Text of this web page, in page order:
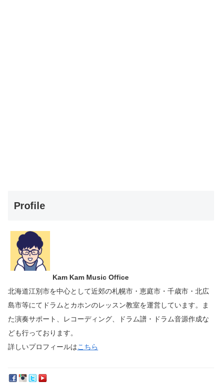
Profile
Kam Kam Music Office
北海道江別市を中心として近郊の札幌市・恵庭市・千歳市・北広
島市等にて ドラムとカホンのレッスン教室を運営しています。
ま
た演奏サポート、レコーディング、ドラム譜・ドラム音源作成な
ども行っております。
詳しいプロフィールはこちら